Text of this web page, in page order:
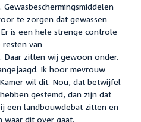
te zorgen dat gewassen
is een hele strenge controle
van
Daar zitten wij gewoon onder.
Ik hoor mevrouw
wil dit. Nou, dat betwijfel
gestemd, dan zijn dat
een landbouwdebat zitten en
waar dit over gaat.